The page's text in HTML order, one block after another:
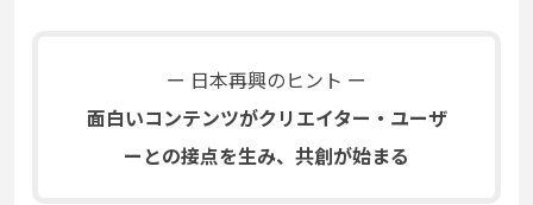
ー 日本再興のヒント ー
面白いコンテンツがクリエイター・ユーザ
ーとの接点を生み、 共創が始まる